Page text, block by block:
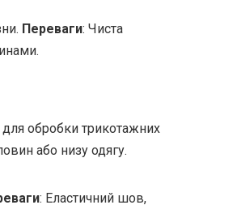
Переваги: Чиста
обробки трикотажних
або низу одягу.
: Еластичний шов,